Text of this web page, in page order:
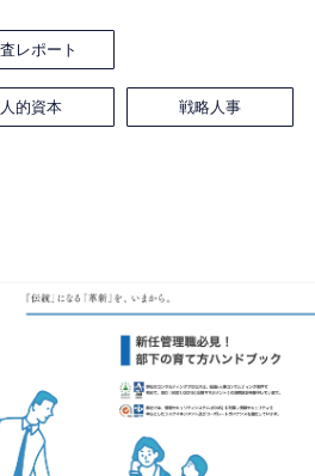
レポート
人的資本 戦略人事